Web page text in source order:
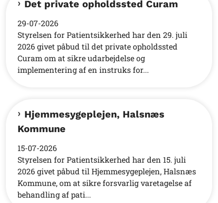
Det private opholdssted Curam
29-07-2026
Styrelsen for Patientsikkerhed har den 29. juli
2026 givet påbud til det private opholdssted
Curam om at sikre udarbejdelse og
implementering af en instruks for...
Hjemmesygeplejen, Halsnæs
Kommune
15-07-2026
Styrelsen for Patientsikkerhed har den 15. juli
2026 givet påbud til Hjemmesygeplejen, Halsnæs
Kommune, om at sikre forsvarlig varetagelse af
behandling af pati...